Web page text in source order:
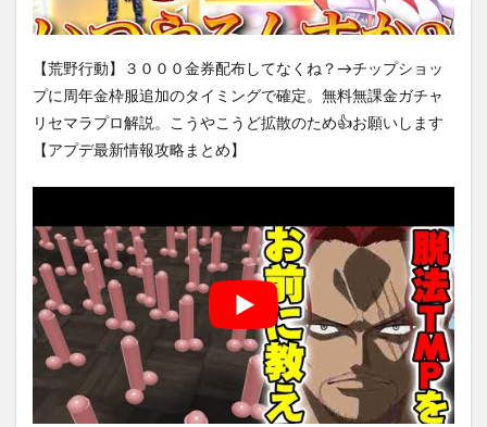
【荒野行動】３０００金券配布してなくね？→チップショッ
プに周年金枠服追加のタイミングで確定。無料無課金ガチャ
リセマラプロ解説。こうやこうど拡散のため👍お願いします
【アプデ最新情報攻略まとめ】